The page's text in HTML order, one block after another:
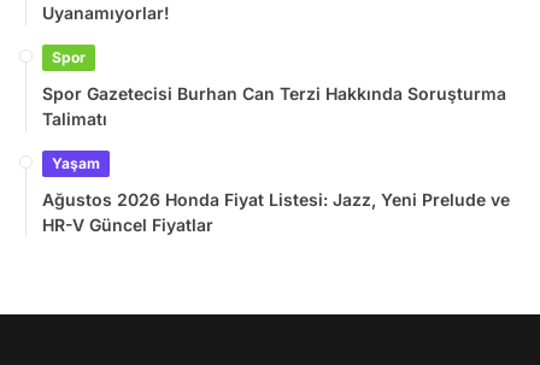
Uyanamıyorlar!
Spor
Spor Gazetecisi Burhan Can Terzi Hakkında Soruşturma
Talimatı
Yaşam
Ağustos 2026 Honda Fiyat Listesi: Jazz, Yeni Prelude ve
HR-V Güncel Fiyatlar